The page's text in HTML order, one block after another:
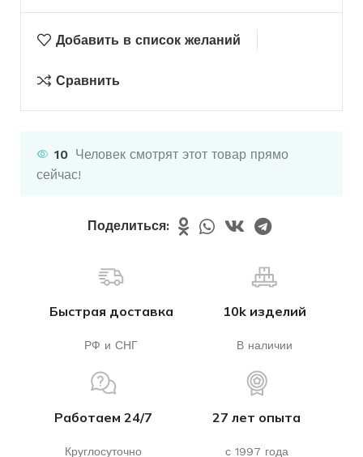
Добавить в список желаний
Сравнить
10 Человек смотрят этот товар прямо
сейчас!
Поделиться:
Быстрая доставка
РФ и СНГ
10k изделий
В наличии
Работаем 24/7
Круглосуточно
27 лет опыта
с 1997 года